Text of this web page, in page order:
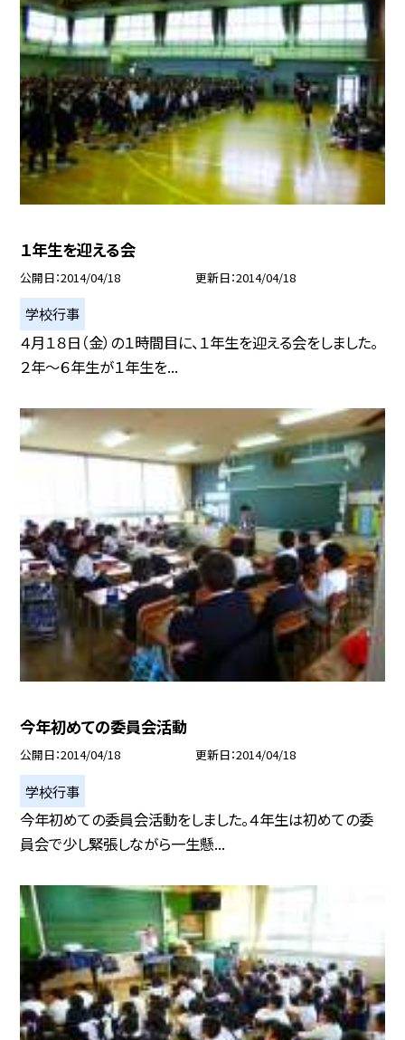
１年生を迎える会
公開日 2014/04/18 更新日 2014/04/18
学校行事
４月１８日（金）の１時間目に、１年生を迎える会をしました。
２年〜６年生が１年生を...
今年初めての委員会活動
公開日 2014/04/18 更新日 2014/04/18
学校行事
今年初めての委員会活動をしました。４年生は初めての委
員会で少し緊張しながら一生懸...